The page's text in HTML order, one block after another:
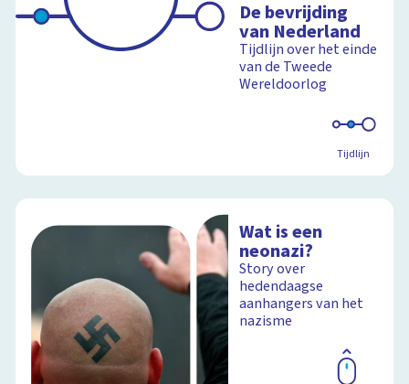
De bevrijding
van Nederland
Tijdlijn over het einde
van de Tweede
Wereldoorlog
Tijdlijn
Wat is een
neonazi?
Story over
hedendaagse
aanhangers van het
nazisme